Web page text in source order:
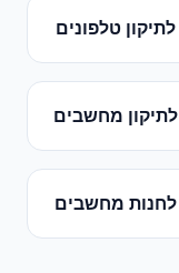
לתיקון טלפונים
לתיקון מחשבים
לחנות מחשבים